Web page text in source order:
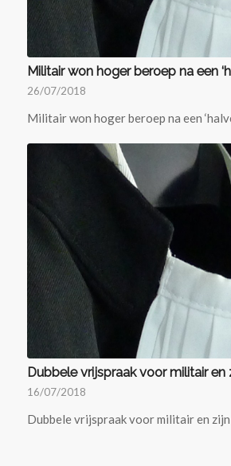
Militair won hoger beroep na een
26/07/2018
Militair won hoger beroep na een
Dubbele vrijspraak voor militair en
16/07/2018
Dubbele vrijspraak voor militair en